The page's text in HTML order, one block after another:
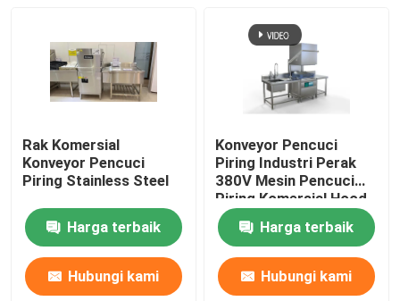
Rak Komersial
Konveyor Pencuci
Piring Stainless Steel
Harga terbaik
Hubungi kami
Konveyor Pencuci
Piring Industri Perak
380V Mesin Pencuci
Piring Komersial Hood
Harga terbaik
Hubungi kami